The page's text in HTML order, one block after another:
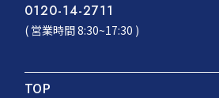
0120-14-2711
( 営業時間 8:30~17:30 )
TOP